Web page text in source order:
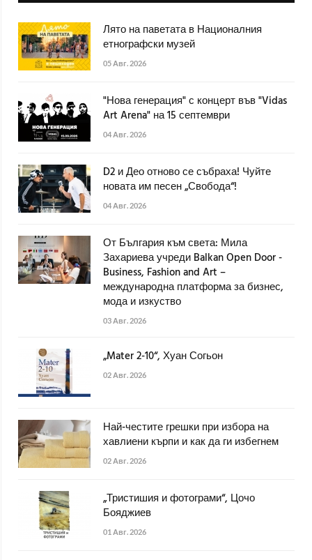
Лято на паветата в Националния
етнографски музей
05 Авг. 2026
"Нова генерация" с концерт във "Vidas
Art Arena" на 15 септември
04 Авг. 2026
D2 и Део отново се събраха! Чуйте
новата им песен „Свобода“!
04 Авг. 2026
От България към света: Мила
Захариева учреди Balkan Open Door -
Business, Fashion and Art –
международна платформа за бизнес,
мода и изкуство
03 Авг. 2026
„Mater 2-10“, Хуан Согьон
02 Авг. 2026
Най-честите грешки при избора на
хавлиени кърпи и как да ги избегнем
02 Авг. 2026
„Тристишия и фотограми“, Цочо
Бояджиев
01 Авг. 2026